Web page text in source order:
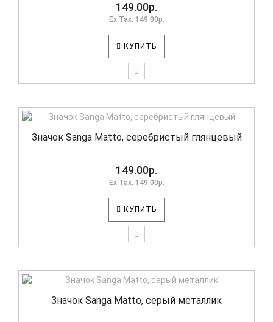
149.00р.
Ex Tax: 149.00р.
КУПИТЬ
Значок Sanga Matto, серебристый глянцевый
149.00р.
Ex Tax: 149.00р.
КУПИТЬ
Значок Sanga Matto, серый металлик